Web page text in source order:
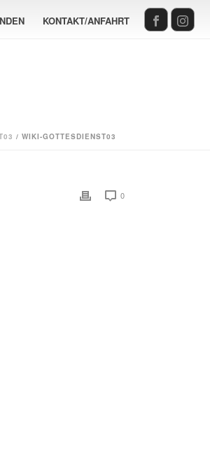
KONTAKT/ANFAHRT
/ WIKI-GOTTESDIENST03
0